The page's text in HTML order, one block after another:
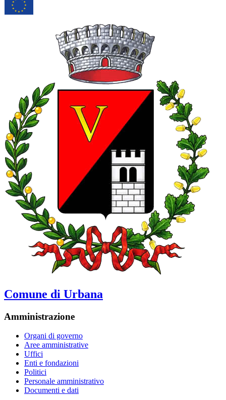
Comune di Urbana
Amministrazione
Organi di governo
Aree amministrative
Uffici
Enti e fondazioni
Politici
Personale amministrativo
Documenti e dati